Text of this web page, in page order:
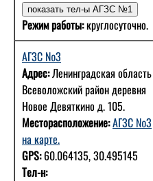
Режим работы:круглосуточно.
АГЗС №3
Адрес:Ленинградская область
Всеволожский район деревня
Новое Девяткино д. 105.
Месторасположение:АГЗС №3
на карте.
GPS: 60.064135, 30.495145
Тел-н: